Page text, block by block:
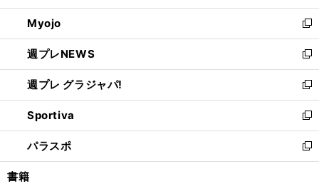
開
く
ウ
で
開
く
ン
ド
ウ
で
開
く
ウ
ィ
ン
ド
ウ
で
開
く
Myojo
新
し
い
ウ
ィ
ン
ド
ウ
で
開
週プレNEWS
新
し
い
ウ
ィ
ン
ド
ウ
週プレ グラジャパ!
新
し
い
ウ
ィ
ン
Sportiva
新
し
い
ウ
パラスポ
新
し
書籍